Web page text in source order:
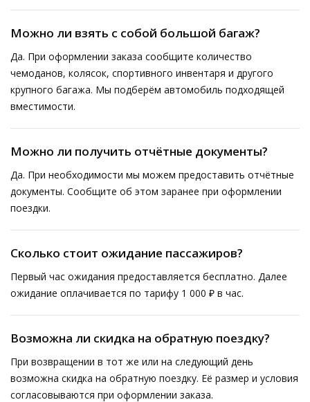
Можно ли взять с собой большой багаж?
Да. При оформлении заказа сообщите количество
чемоданов, колясок, спортивного инвентаря и другого
крупного багажа. Мы подберём автомобиль подходящей
вместимости.
Можно ли получить отчётные документы?
Да. При необходимости мы можем предоставить отчётные
документы. Сообщите об этом заранее при оформлении
поездки.
Сколько стоит ожидание пассажиров?
Первый час ожидания предоставляется бесплатно. Далее
ожидание оплачивается по тарифу 1 000 ₽ в час.
Возможна ли скидка на обратную поездку?
При возвращении в тот же или на следующий день
возможна скидка на обратную поездку. Её размер и условия
согласовываются при оформлении заказа.